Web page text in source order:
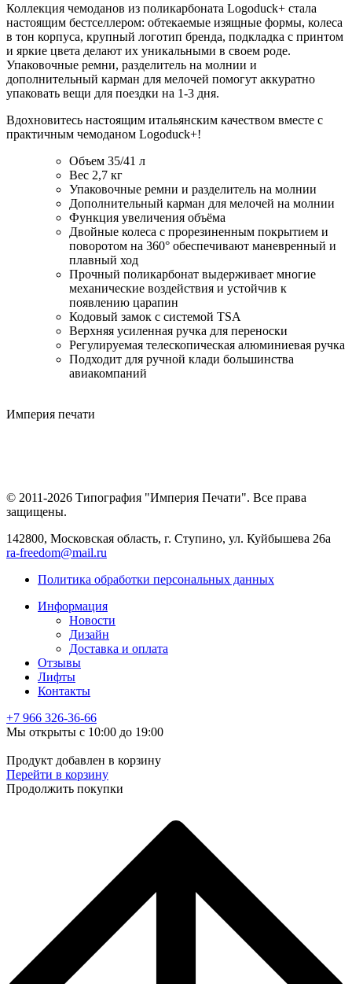
Коллекция чемоданов из поликарбоната Logoduck+ стала
настоящим бестселлером: обтекаемые изящные формы, колеса
в тон корпуса, крупный логотип бренда, подкладка с принтом
и яркие цвета делают их уникальными в своем роде.
Упаковочные ремни, разделитель на молнии и
дополнительный карман для мелочей помогут аккуратно
упаковать вещи для поездки на 1-3 дня.
Вдохновитесь настоящим итальянским качеством вместе с
практичным чемоданом Logoduck+!
Объем 35/41 л
Вес 2,7 кг
Упаковочные ремни и разделитель на молнии
Дополнительный карман для мелочей на молнии
Функция увеличения объёма
Двойные колеса с прорезиненным покрытием и
поворотом на 360° обеспечивают маневренный и
плавный ход
Прочный поликарбонат выдерживает многие
механические воздействия и устойчив к
появлению царапин
Кодовый замок с системой TSA
Верхняя усиленная ручка для переноски
Регулируемая телескопическая алюминиевая ручка
Подходит для ручной клади большинства
авиакомпаний
Империя печати
© 2011-2026 Типография "Империя Печати". Все права
защищены.
142800, Московская область, г. Ступино, ул. Куйбышева 26а
ra-freedom@mail.ru
Политика обработки персональных данных
Информация
Новости
Дизайн
Доставка и оплата
Отзывы
Лифты
Контакты
+7 966 326-36-66
Мы открыты с 10:00 до 19:00
Продукт добавлен в корзину
Перейти в корзину
Продолжить покупки